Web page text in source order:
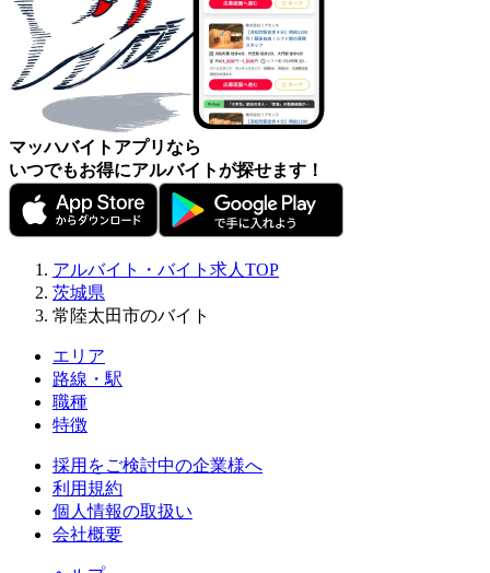
マッハバイトアプリなら
いつでもお得にアルバイトが探せます！
アルバイト・バイト求人TOP
茨城県
常陸太田市のバイト
エリア
路線・駅
職種
特徴
採用をご検討中の企業様へ
利用規約
個人情報の取扱い
会社概要